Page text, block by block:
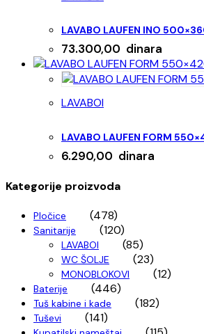
LAVABO LAUFEN INO
73.300,00 dinara
LAVABOI
LAVABO LAUFEN FORM
6.290,00 dinara
Kategorije proizvoda
Pločice (478)
Sanitarije (120)
LAVABOI (85)
WC ŠOLJE (23)
MONOBLOKOVI (12)
Baterije (446)
Tuš kabine i kade (182)
Tuševi (141)